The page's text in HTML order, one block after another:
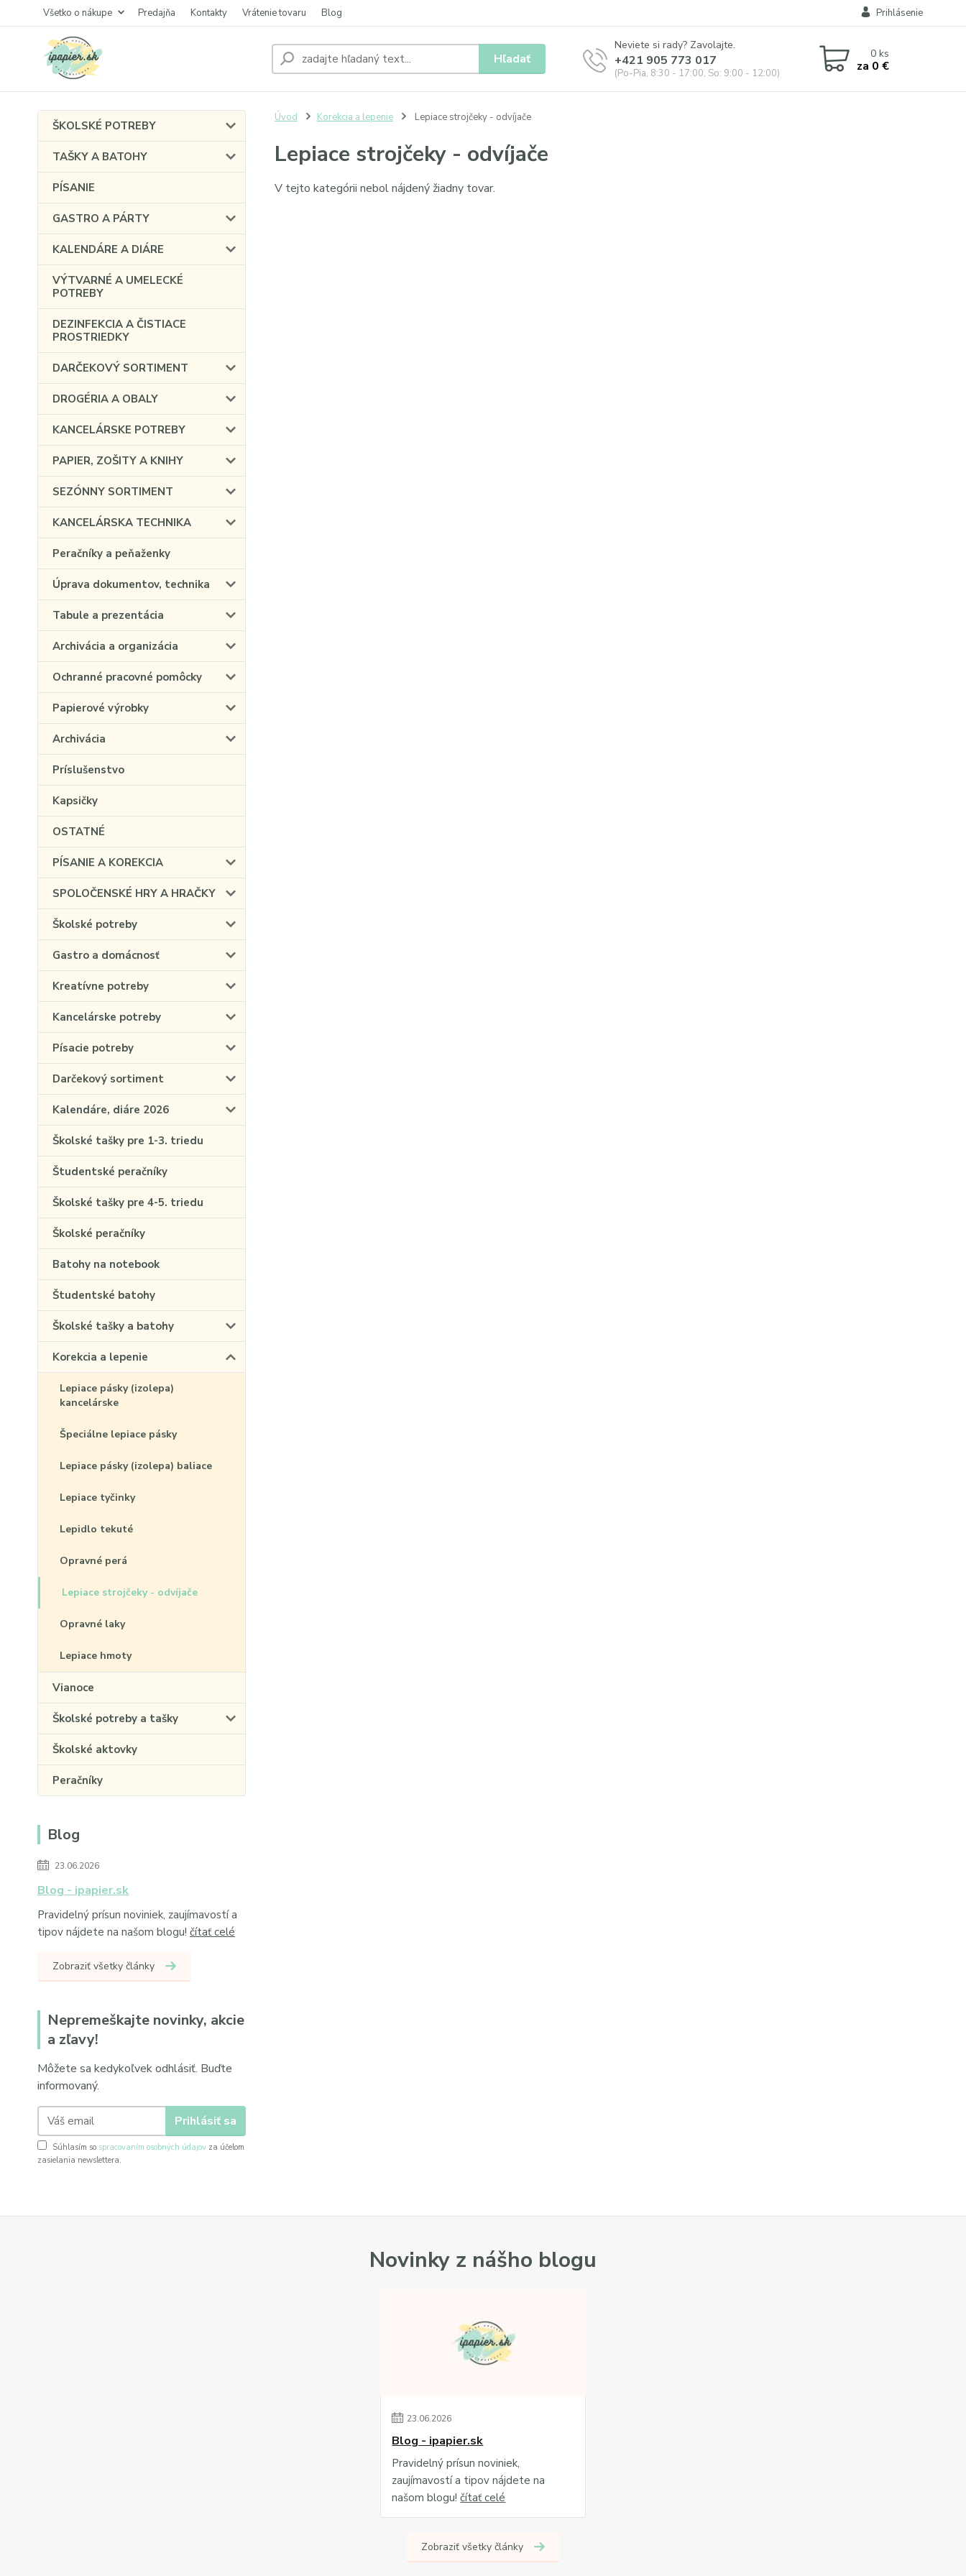
Všetko o nákupe Predajňa Kontakty Vrátenie tovaru Blog Prihlásenie
Hľadať
Neviete si rady? Zavolajte.
+421 905 773 017
(Po-Pia, 8:30 - 17:00, So: 9:00 - 12:00)
0ks
za 0 €
ŠKOLSKÉ POTREBY
TAŠKY A BATOHY
PÍSANIE
GASTRO A PÁRTY
KALENDÁRE A DIÁRE
VÝTVARNÉ A UMELECKÉ
POTREBY
DEZINFEKCIA A ČISTIACE
PROSTRIEDKY
DARČEKOVÝ SORTIMENT
DROGÉRIA A OBALY
KANCELÁRSKE POTREBY
PAPIER, ZOŠITY A KNIHY
SEZÓNNY SORTIMENT
KANCELÁRSKA TECHNIKA
Peračníky a peňaženky
Úprava dokumentov, technika
Tabule a prezentácia
Archivácia a organizácia
Ochranné pracovné pomôcky
Papierové výrobky
Archivácia
Príslušenstvo
Kapsičky
OSTATNÉ
PÍSANIE A KOREKCIA
SPOLOČENSKÉ HRY A HRAČKY
Školské potreby
Gastro a domácnosť
Kreatívne potreby
Kancelárske potreby
Písacie potreby
Darčekový sortiment
Kalendáre, diáre 2026
Školské tašky pre 1-3. triedu
Študentské peračníky
Školské tašky pre 4-5. triedu
Školské peračníky
Batohy na notebook
Študentské batohy
Školské tašky a batohy
Korekcia a lepenie
Lepiace pásky (izolepa)
kancelárske
Špeciálne lepiace pásky
Lepiace pásky (izolepa) baliace
Lepiace tyčinky
Lepidlo tekuté
Opravné perá
Lepiace strojčeky - odvíjače
Opravné laky
Lepiace hmoty
Vianoce
Školské potreby a tašky
Školské aktovky
Peračníky
Blog
23.06.2026
Blog - ipapier.sk
Pravidelný prísun noviniek, zaujímavostí a
tipov nájdete na našom blogu! čítať celé
Zobraziť všetky články
Nepremeškajte novinky, akcie
a zľavy!
Môžete sa kedykoľvek odhlásiť. Buďte
informovaný.
Prihlásiť sa
Súhlasím so spracovaním osobných údajov za účelom
zasielania newslettera.
Úvod Korekcia a lepenie Lepiace strojčeky - odvíjače
Lepiace strojčeky - odvíjače
V tejto kategórii nebol nájdený žiadny tovar.
Novinky z nášho blogu
23.06.2026
Blog - ipapier.sk
Pravidelný prísun noviniek,
zaujímavostí a tipov nájdete na
našom blogu!čítať celé
Zobraziť všetky články